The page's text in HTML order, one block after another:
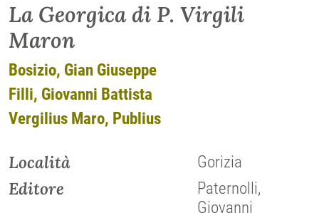
La Georgica di P. Virgili
Maron
Bosizio, Gian Giuseppe
Filli, Giovanni Battista
Vergilius Maro, Publius
Località Gorizia
Editore
Paternolli,
Giovanni